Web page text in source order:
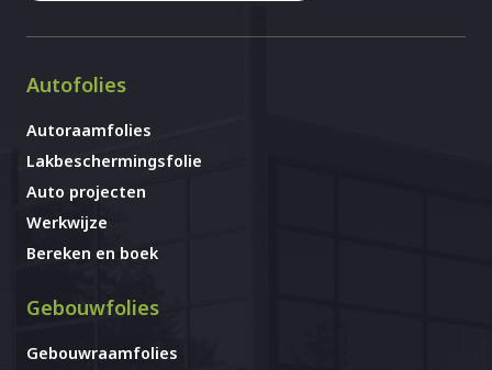
Autofolies
Autoraamfolies
Lakbeschermingsfolie
Auto projecten
Werkwijze
Bereken en boek
Gebouwfolies
Gebouwraamfolies